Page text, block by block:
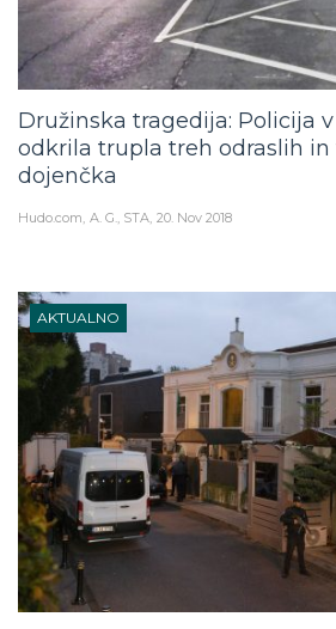
Družinska tragedija: Policija
odkrila trupla treh odraslih
dojenčka
Hudo.com A. G., STA 20. Nov 2018
AKTUALNO